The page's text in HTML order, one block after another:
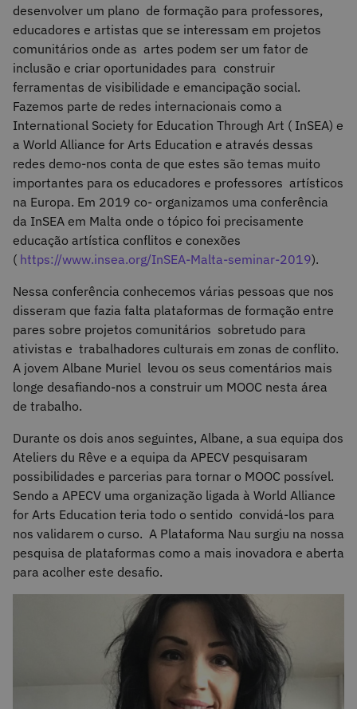
desenvolver um plano de formação para professores,
educadores e artistas que se interessam em projetos
comunitários onde as artes podem ser um fator de
inclusão e criar oportunidades para construir
ferramentas de visibilidade e emancipação social.
Fazemos parte de redes internacionais como a
International Society for Education Through Art ( InSEA) e
a World Alliance for Arts Education e através dessas
redes demo-nos conta de que estes são temas muito
importantes para os educadores e professores artísticos
na Europa. Em 2019 co- organizamos uma conferência
da InSEA em Malta onde o tópico foi precisamente
educação artística conflitos e conexões
( https://www.insea.org/InSEA-Malta-seminar-2019).
Nessa conferência conhecemos várias pessoas que nos
disseram que fazia falta plataformas de formação entre
pares sobre projetos comunitários sobretudo para
ativistas e trabalhadores culturais em zonas de conflito.
A jovem Albane Muriel levou os seus comentários mais
longe desafiando-nos a construir um MOOC nesta área
de trabalho.
Durante os dois anos seguintes, Albane, a sua equipa dos
Ateliers du Rêve e a equipa da APECV pesquisaram
possibilidades e parcerias para tornar o MOOC possível.
Sendo a APECV uma organização ligada à World Alliance
for Arts Education teria todo o sentido convidá-los para
nos validarem o curso. A Plataforma Nau surgiu na nossa
pesquisa de plataformas como a mais inovadora e aberta
para acolher este desafio.